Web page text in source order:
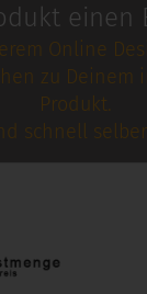
einen
Online
zu Deinem
Produkt.
schnell